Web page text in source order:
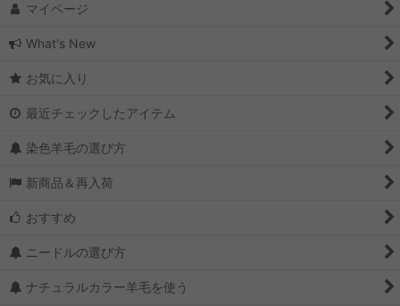
マイページ
What's New
お気に入り
最近チェックしたアイテム
染色羊毛の選び方
新商品＆再入荷
おすすめ
ニードルの選び方
ナチュラルカラー羊毛を使う